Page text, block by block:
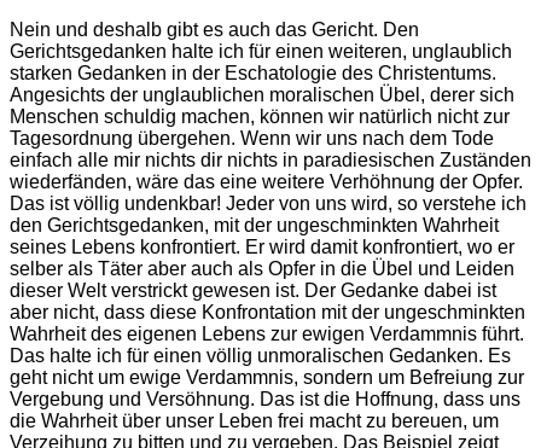
Nein und deshalb gibt es auch das Gericht. Den
Gerichtsgedanken halte ich für einen weiteren, unglaublich
starken Gedanken in der Eschatologie des Christentums.
Angesichts der unglaublichen moralischen Übel, derer sich
Menschen schuldig machen, können wir natürlich nicht zur
Tagesordnung übergehen. Wenn wir uns nach dem Tode
einfach alle mir nichts dir nichts in paradiesischen Zuständen
wiederfänden, wäre das eine weitere Verhöhnung der Opfer.
Das ist völlig undenkbar! Jeder von uns wird, so verstehe ich
den Gerichtsgedanken, mit der ungeschminkten Wahrheit
seines Lebens konfrontiert. Er wird damit konfrontiert, wo er
selber als Täter aber auch als Opfer in die Übel und Leiden
dieser Welt verstrickt gewesen ist. Der Gedanke dabei ist
aber nicht, dass diese Konfrontation mit der ungeschminkten
Wahrheit des eigenen Lebens zur ewigen Verdammnis führt.
Das halte ich für einen völlig unmoralischen Gedanken. Es
geht nicht um ewige Verdammnis, sondern um Befreiung zur
Vergebung und Versöhnung. Das ist die Hoffnung, dass uns
die Wahrheit über unser Leben frei macht zu bereuen, um
Verzeihung zu bitten und zu vergeben. Das Beispiel zeigt